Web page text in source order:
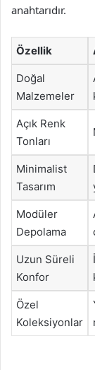
anahtarıdır.
Özellik
Doğal
Malzemeler
Açık Renk
Tonları
Minimalist
Tasarım
Modüler
Depolama
Uzun Süreli
Konfor
Özel
Koleksiyonlar